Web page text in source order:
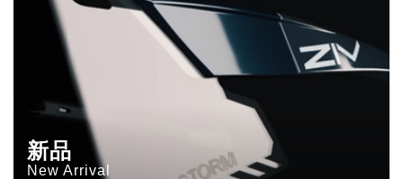
新品
New Arrival